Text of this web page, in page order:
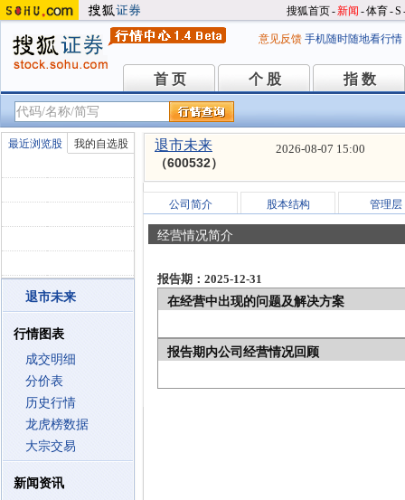
搜狐首页-新闻 -体育-S
意见反馈 手机随时随地看行情
首 页
首 页 个 股
个 股 指 数
指 数
最近浏览股 我的自选股
退市未来
行情图表
成交明细
分价表
历史行情
龙虎榜数据
大宗交易
新闻资讯
退市未来
（600532）
2026-08-07 15:00
公司简介 股本结构 管理层
经营情况简介
报告期：2025-12-31
在经营中出现的问题及解决方案
报告期内公司经营情况回顾